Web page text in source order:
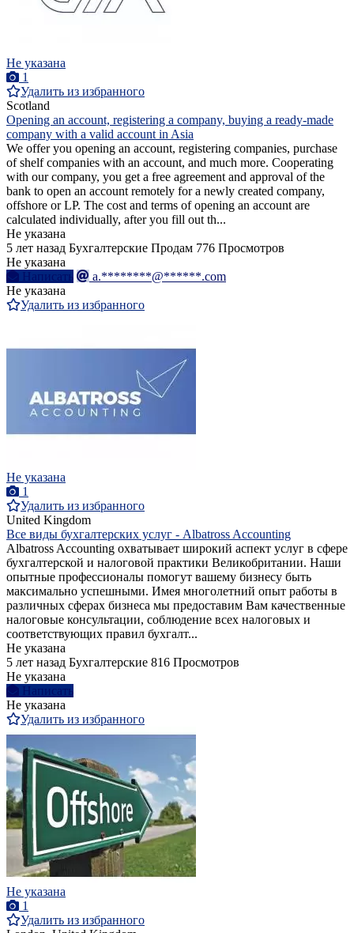
Не указана
1
Удалить из избранного
Scotland
Opening an account, registering a company, buying a ready-made
company with a valid account in Asia
We offer you opening an account, registering companies, purchase
of shelf companies with an account, and much more. Cooperating
with our company, you get a free agreement and approval of the
bank to open an account remotely for a newly created company,
offshore or LP. The cost and terms of opening an account are
calculated individually, after you fill out th...
Не указана
5 лет назад Бухгалтерские Продам 776 Просмотров
Не указана
Написать
a.********@******.com
Не указана
Удалить из избранного
Не указана
1
Удалить из избранного
United Kingdom
Все виды бухгалтерских услуг - Albatross Accounting
Albatross Accounting охватывает широкий аспект услуг в сфере
бухгалтерской и налоговой практики Великобритании. Наши
опытные профессионалы помогут вашему бизнесу быть
максимально успешными. Имея многолетний опыт работы в
различных сферах бизнеса мы предоставим Вам качественные
налоговые консультации, соблюдение всех налоговых и
соответствующих правил бухгалт...
Не указана
5 лет назад Бухгалтерские 816 Просмотров
Не указана
Написать
Не указана
Удалить из избранного
Не указана
1
Удалить из избранного